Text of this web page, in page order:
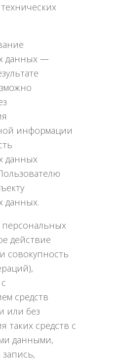
данных —
информации
данных
данных.
персональных
действие
совокупность
средств
или без
таких средств с
данными,